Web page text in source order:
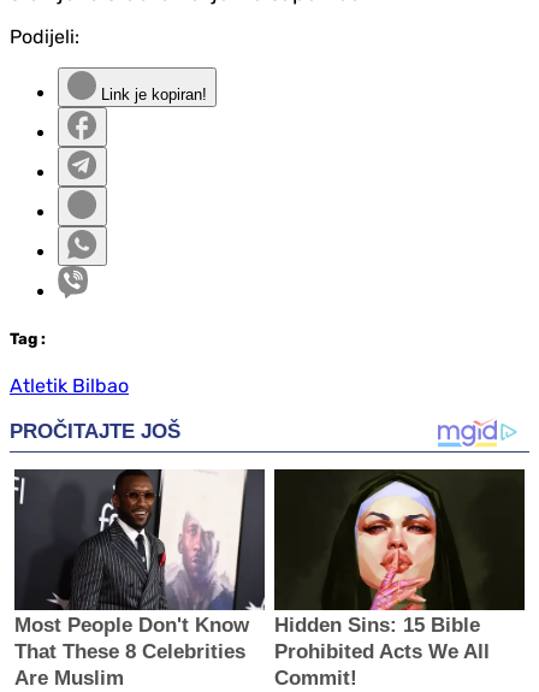
Podijeli:
Link je kopiran!
Tag :
Atletik Bilbao